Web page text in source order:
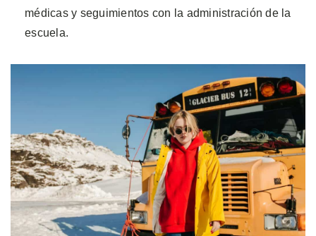
médicas y seguimientos con la administración de la
escuela.